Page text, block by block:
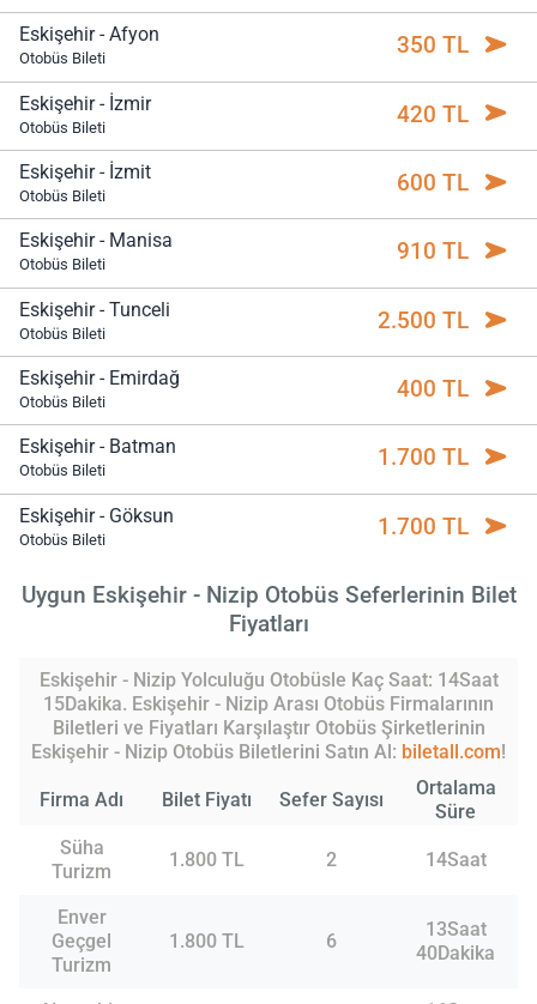
Eskişehir - Afyon
Otobüs Bileti 350 TL
Eskişehir - İzmir
Otobüs Bileti 420 TL
Eskişehir - İzmit
Otobüs Bileti 600 TL
Eskişehir - Manisa
Otobüs Bileti 910 TL
Eskişehir - Tunceli
Otobüs Bileti 2.500 TL
Eskişehir - Emirdağ
Otobüs Bileti 400 TL
Eskişehir - Batman
Otobüs Bileti 1.700 TL
Eskişehir - Göksun
Otobüs Bileti 1.700 TL
Uygun Eskişehir - Nizip Otobüs Seferlerinin Bilet
Fiyatları
Eskişehir - Nizip Yolculuğu Otobüsle Kaç Saat: 14Saat
15Dakika. Eskişehir - Nizip Arası Otobüs Firmalarının
Biletleri ve Fiyatları Karşılaştır Otobüs Şirketlerinin
Eskişehir - Nizip Otobüs Biletlerini Satın Al: biletall.com!
Firma Adı Bilet Fiyatı Sefer Sayısı
Ortalama
Süre
Süha
Turizm
1.800 TL 2 14Saat
Enver
Geçgel
Turizm
1.800 TL 6
13Saat
40Dakika